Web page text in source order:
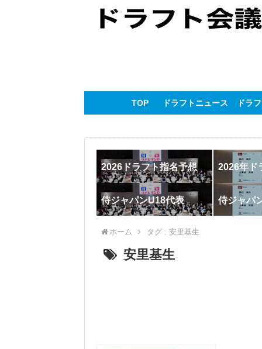
TOP ドラフトニュース ドラ
2026ドラフト指名予想 2026年ド
侍ジャパンU18代表 侍ジャパ
ホーム タグ : 安里基生
安里基生